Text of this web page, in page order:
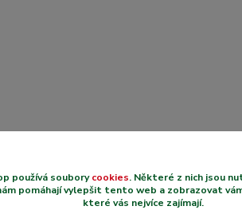
používá souborycookies. Některé z nich jsou
pomáhají vylepšit tento web a zobrazovat
které vás nejvíce zajímají.